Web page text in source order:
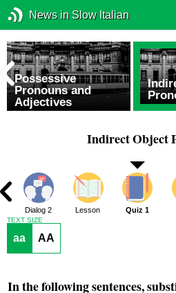
News in Slow Italian
Possessive
Pronouns and
Adjectives
Indirect Object
Dialog 2 Lesson Quiz 1
TEXT SIZE
aa AA
In the following sentences,